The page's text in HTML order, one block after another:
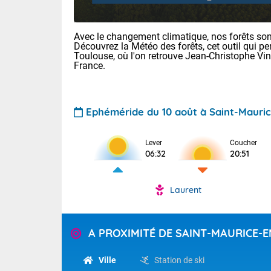
sensible,
Avec le changement climatique, nos forêts
Découvrez la Météo des forêts, cet outil qui
Toulouse, où l'on retrouve Jean-Christophe
France.
Ephéméride du 10 août à Saint-
Lever
06:32
Coucher
20:51
Laurent
A PROXIMITÉ DE SAINT-MAURICE-
Ville Station de ski
Voici les
30 Nancy :
32 Lille : 27
Forte
Alpes et la